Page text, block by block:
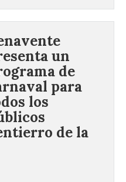
un
de
para
los
de la